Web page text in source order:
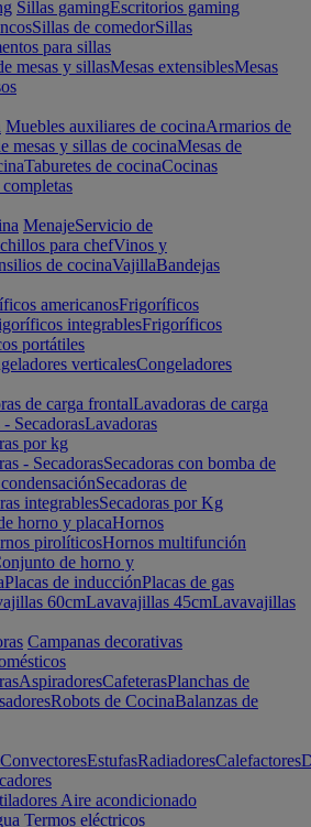
Sillas gamingEscritorios gaming
Sillas de comedorSillas
para sillas
mesas y sillasMesas extensiblesMesas
Muebles auxiliares de cocinaArmarios de
mesas y sillas de cocinaMesas de
Taburetes de cocinaCocinas
MenajeServicio de
para chefVinos y
de cocinaVajillaBandejas
americanosFrigoríficos
integrablesFrigoríficos
portátiles
verticalesCongeladores
de carga frontalLavadoras de carga
SecadorasLavadoras
por kg
- SecadorasSecadoras con bomba de
Secadoras de
integrablesSecadoras por Kg
horno y placaHornos
pirolíticosHornos multifunción
de horno y
Placas de inducciónPlacas de gas
60cmLavavajillas 45cmLavavajillas
Campanas decorativas
AspiradoresCafeterasPlanchas de
Robots de CocinaBalanzas de
ConvectoresEstufasRadiadoresCalefactores
Aire acondicionado
Termos eléctricos